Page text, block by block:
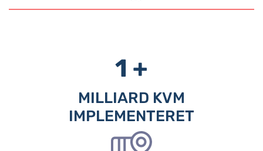
1 +
MILLIARD KVM
IMPLEMENTERET